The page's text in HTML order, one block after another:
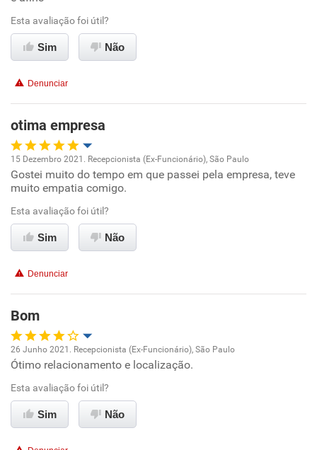
Conciliação com a vida familiar
Benefícios
Recomenda a diretoria
Esta avaliação foi útil?
Sim Não
Denunciar
otima empresa
Oportunidade de promoção
Ambiente de trabalho
Conciliação com a vida familiar
Recomenda a diretoria
15 Dezembro 2021. Recepcionista (Ex-Funcionário), São Paulo
Gostei muito do tempo em que passei pela empresa, teve
muito empatia comigo.
Esta avaliação foi útil?
Sim Não
Denunciar
Bom
Oportunidade de promoção
Ambiente de trabalho
26 Junho 2021. Recepcionista (Ex-Funcionário), São Paulo
Ótimo relacionamento e localização.
Esta avaliação foi útil?
Sim Não